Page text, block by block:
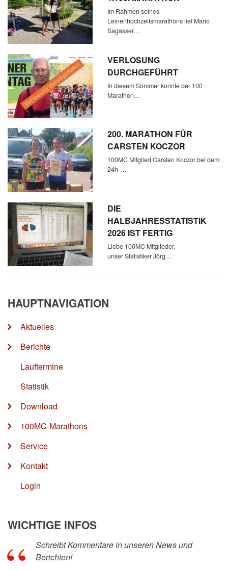
Im Rahmen seines
Leinenhochzeitsmarathons lief Mario
Sagasser…
VERLOSUNG
DURCHGEFÜHRT
In diesem Sommer konnte der 100
Marathon…
200. MARATHON FÜR
CARSTEN KOCZOR
100MC Mitglied Carsten Koczor bei dem
24h-…
DIE
HALBJAHRESSTATISTIK
2026 IST FERTIG
Liebe 100MC Mitglieder,
unser Statistiker Jörg…
HAUPTNAVIGATION
Aktuelles
Berichte
Lauftermine
Statistik
Download
100MC-Marathons
Service
Kontakt
Login
WICHTIGE INFOS
Schreibt Kommentare in unseren News und
Berichten!